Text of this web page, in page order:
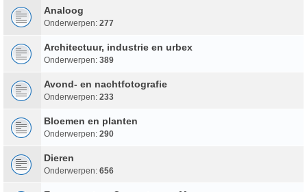
Analoog
Onderwerpen: 277
Architectuur, industrie en urbex
Onderwerpen: 389
Avond- en nachtfotografie
Onderwerpen: 233
Bloemen en planten
Onderwerpen: 290
Dieren
Onderwerpen: 656